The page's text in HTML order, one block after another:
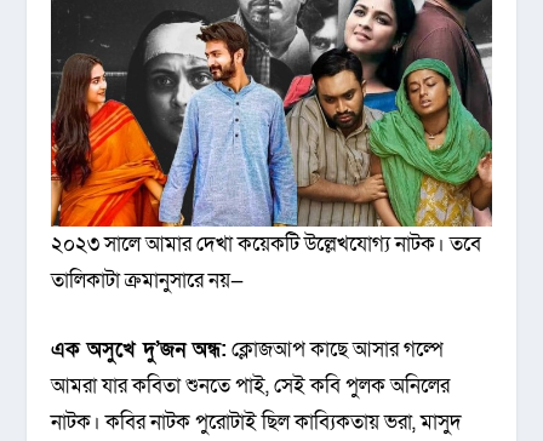
২০২৩ সালে আমার দেখা কয়েকটি উল্লেখযোগ্য নাটক। তবে
তালিকাটা ক্রমানুসারে নয়—
এক অসুখে দু’জন অন্ধ: ক্লোজআপ কাছে আসার গল্পে
আমরা যার কবিতা শুনতে পাই, সেই কবি পুলক অনিলের
নাটক। কবির নাটক পুরোটাই ছিল কাব্যিকতায় ভরা, মাসুদ